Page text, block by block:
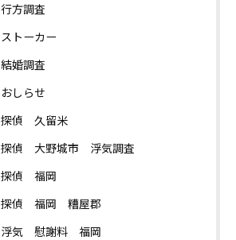
行方調査
ストーカー
結婚調査
おしらせ
探偵 久留米
探偵 大野城市 浮気調査
探偵 福岡
探偵 福岡 糟屋郡
浮気 慰謝料 福岡